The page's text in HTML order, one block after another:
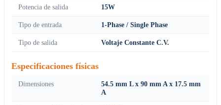
Potencia de salida 15W
Tipo de entrada 1-Phase / Single Phase
Tipo de salida Voltaje Constante C.V.
Especificaciones físicas
Dimensiones
54.5 mm L x 90 mm A x 17.5 mm
A